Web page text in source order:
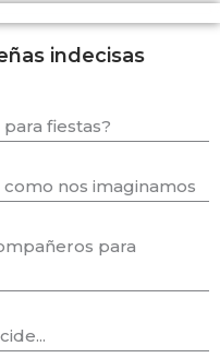
indecisas
fiestas?
nos imaginamos
para